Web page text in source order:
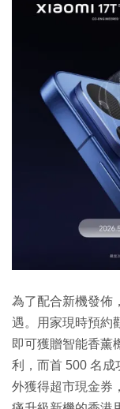
為了配合新機發佈
遇。用家現時預約
即可獲贈智能香薰
利，而首 500 名成
外獲得超市現金券